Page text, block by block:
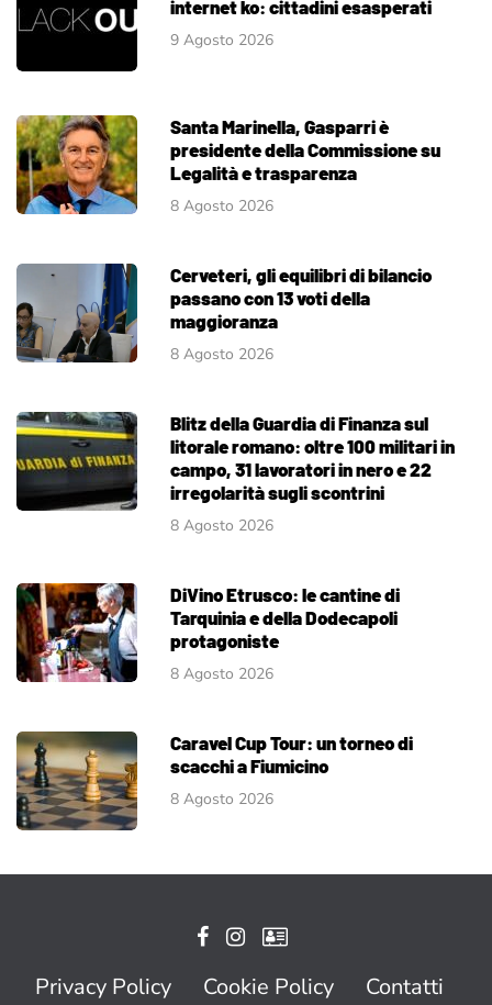
internet ko: cittadini esasperati
9 Agosto 2026
Santa Marinella, Gasparri è
presidente della Commissione su
Legalità e trasparenza
8 Agosto 2026
Cerveteri, gli equilibri di bilancio
passano con 13 voti della
maggioranza
8 Agosto 2026
Blitz della Guardia di Finanza sul
litorale romano: oltre 100 militari in
campo, 31 lavoratori in nero e 22
irregolarità sugli scontrini
8 Agosto 2026
DiVino Etrusco: le cantine di
Tarquinia e della Dodecapoli
protagoniste
8 Agosto 2026
Caravel Cup Tour: un torneo di
scacchi a Fiumicino
8 Agosto 2026
Privacy Policy Cookie Policy Contatti